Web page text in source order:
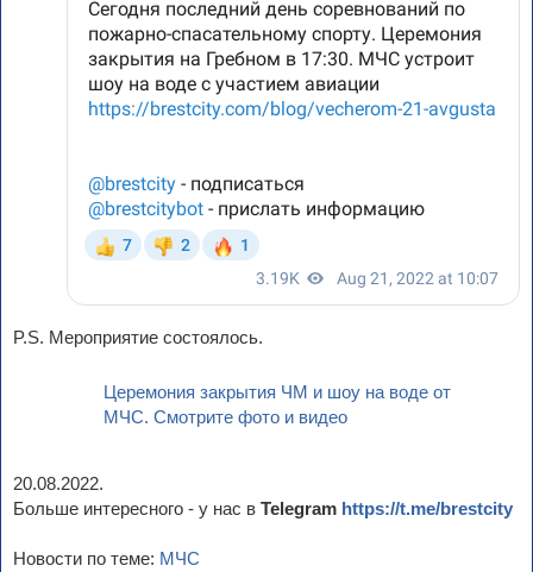
P.S. Мероприятие состоялось.
Церемония закрытия ЧМ и шоу на воде от
МЧС. Смотрите фото и видео
20.08.2022.
Больше интересного - у нас в Telegram https://t.me/brestcity
Новости по теме: МЧС